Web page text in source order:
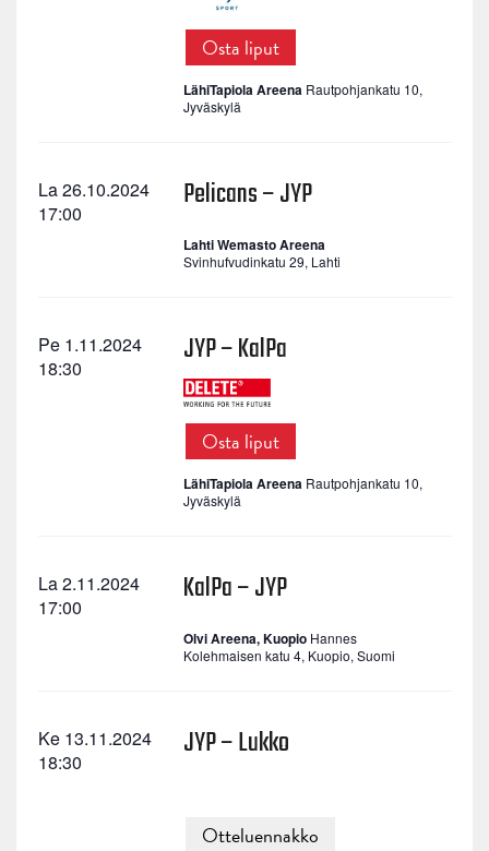
Osta liput
LähiTapiola Areena Rautpohjankatu 10,
Jyväskylä
La 26.10.2024
17:00
Pelicans – JYP
Lahti Wemasto Areena
Svinhufvudinkatu 29, Lahti
Pe 1.11.2024
18:30
JYP – KalPa
Osta liput
LähiTapiola Areena Rautpohjankatu 10,
Jyväskylä
La 2.11.2024
17:00
KalPa – JYP
Olvi Areena, Kuopio Hannes
Kolehmaisen katu 4, Kuopio, Suomi
Ke 13.11.2024
18:30
JYP – Lukko
Otteluennakko